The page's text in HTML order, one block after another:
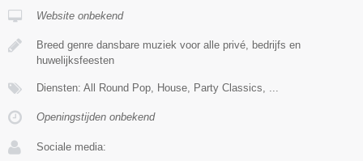
Website onbekend
Breed genre dansbare muziek voor alle privé, bedrijfs en
huwelijksfeesten
Diensten: All Round Pop, House, Party Classics, ...
Openingstijden onbekend
Sociale media: